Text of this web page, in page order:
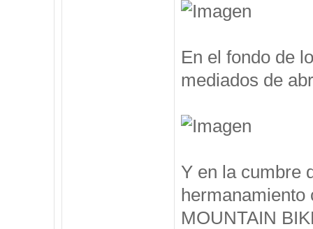
En el fondo de
mediados de
Y en la cumbre
hermanamiento
MOUNTAIN